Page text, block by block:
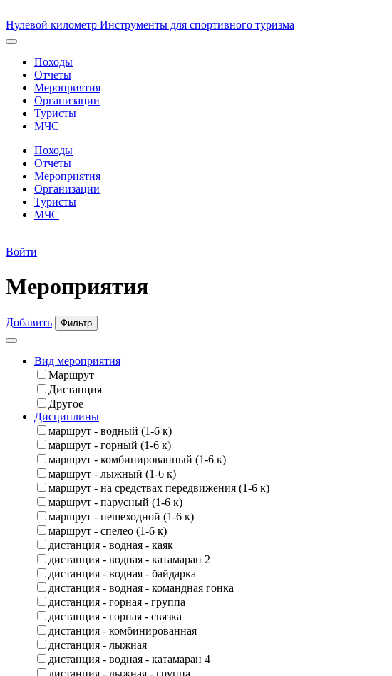
Нулевой километр Инструменты для спортивного туризма
Походы
Отчеты
Мероприятия
Организации
Туристы
МЧС
Походы
Отчеты
Мероприятия
Организации
Туристы
МЧС
Войти
Мероприятия
Добавить Фильтр
Вид мероприятия
Маршрут
Дистанция
Другое
Дисциплины
маршрут - водный (1-6 к)
маршрут - горный (1-6 к)
маршрут - комбинированный (1-6 к)
маршрут - лыжный (1-6 к)
маршрут - на средствах передвижения (1-6 к)
маршрут - парусный (1-6 к)
маршрут - пешеходной (1-6 к)
маршрут - спелео (1-6 к)
дистанция - водная - каяк
дистанция - водная - катамаран 2
дистанция - водная - байдарка
дистанция - водная - командная гонка
дистанция - горная - группа
дистанция - горная - связка
дистанция - комбинированная
дистанция - лыжная
дистанция - водная - катамаран 4
дистанция - лыжная - группа